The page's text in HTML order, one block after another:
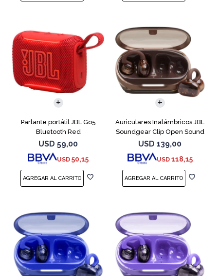
Parlante portátil JBL Go5
Bluetooth Red
USD 59,00
USD 50,15
Auriculares Inalámbricos JBL
Soundgear Clip Open Sound
Cobre
USD 139,00
USD 118,15